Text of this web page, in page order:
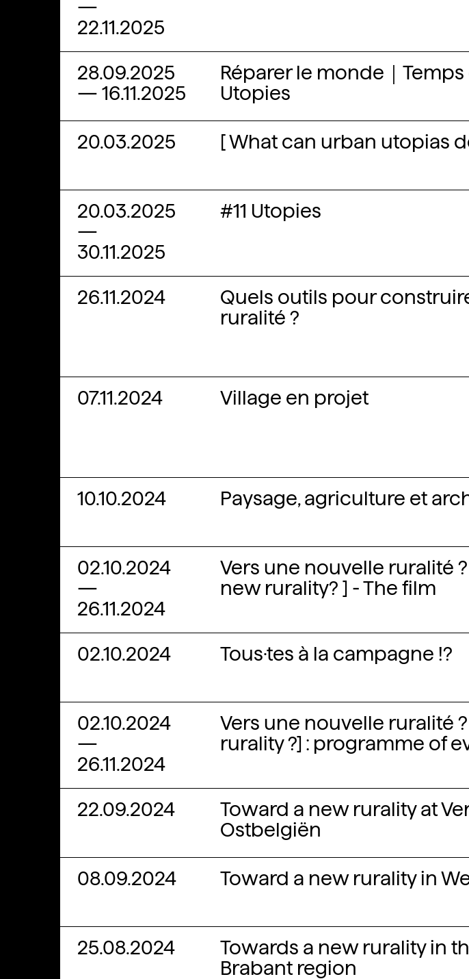
—
22.11.2025
28.09.2025
— 16.11.2025
Réparer le monde｜Temps
Utopies
20.03.2025 [ What can urban utopias
20.03.2025
—
30.11.2025
#11 Utopies
26.11.2024
Quels outils pour
ruralité ?
07.11.2024 Village en projet
10.10.2024 Paysage, agriculture et
02.10.2024
—
26.11.2024
Vers une nouvelle ruralité
new rurality? ] - The film
02.10.2024 Tous·tes à la campagne !?
02.10.2024
—
26.11.2024
Vers une nouvelle ruralité
rurality ?] : programme of
22.09.2024
Toward a new rurality at
Ostbelgiën
08.09.2024 Toward a new rurality in
25.08.2024
Towards a new rurality in
Brabant region